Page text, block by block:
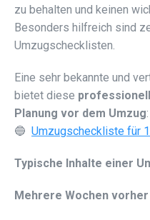
zu behalten und keinen
Besonders hilfreich sind
Umzugschecklisten.
Eine sehr bekannte und
bietet diese
Planung vor dem Umzug:
🔵 Umzugscheckliste für
Typische Inhalte einer
Mehrere Wochen vorher